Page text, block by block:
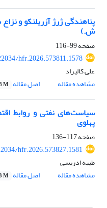
ش.)
صفحه99-116
hfr.2026.573811.1578
علی کالیراد
مشاهده مقاله
اصل مقاله M
سیاست‌های نفتی و روابط
پهلوی
صفحه117-136
hfr.2026.573827.1581
طیبه ادریسی
مشاهده مقاله
اصل مقاله M